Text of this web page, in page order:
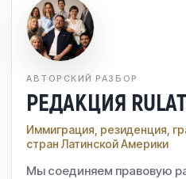
АВТОРСКИЙ РАЗБОР
РЕДАКЦИЯ
Иммиграция, резиденция,
стран Латинской Америки
Мы соединяем правовую